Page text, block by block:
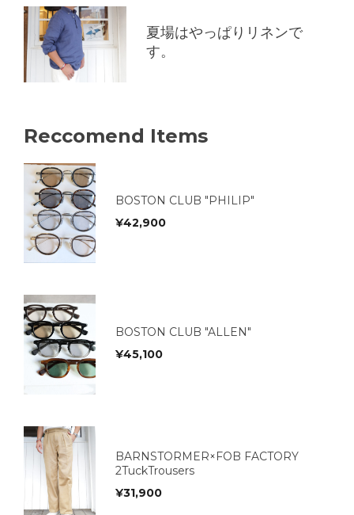
夏場はやっぱりリネンで
す。
Reccomend Items
BOSTON CLUB "PHILIP"
¥42,900
BOSTON CLUB "ALLEN"
¥45,100
BARNSTORMER×FOB FACTORY
2TuckTrousers
¥31,900